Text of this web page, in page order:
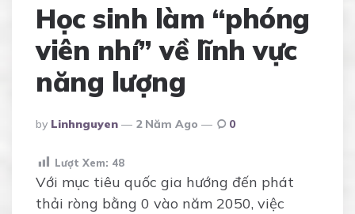
Học sinh làm “phóng
viên nhí” về lĩnh vực
năng lượng
Posted
By
By Linhnguyen 2 Năm Ago 0
Lượt Xem: 48
Với mục tiêu quốc gia hướng đến phát
thải ròng bằng 0 vào năm 2050, việc